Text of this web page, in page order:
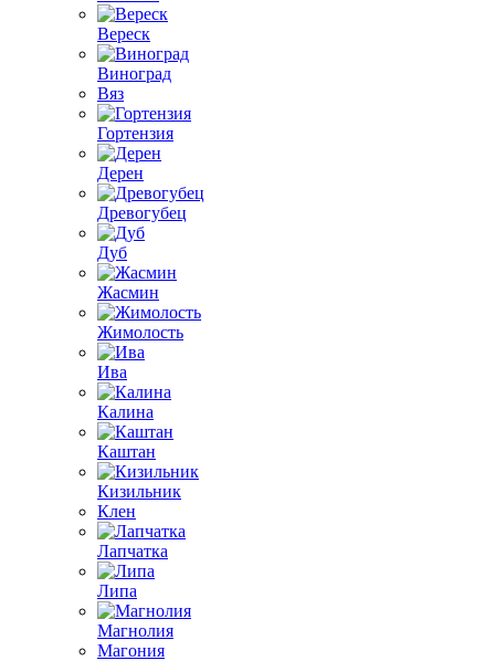
Вереск
Виноград
Вяз
Гортензия
Дерен
Древогубец
Дуб
Жасмин
Жимолость
Ива
Калина
Каштан
Кизильник
Клен
Лапчатка
Липа
Магнолия
Магония